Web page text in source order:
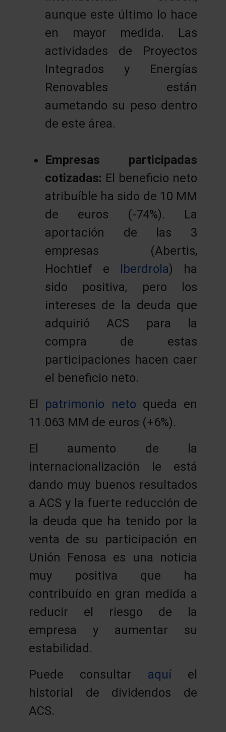
aunque este último lo hace
en mayor medida. Las
actividades de Proyectos
Integrados y Energías
Renovables están
aumetando su peso dentro
de este área.
Empresas participadas
cotizadas: El beneficio neto
atribuíble ha sido de 10 MM
de euros (-74%). La
aportación de las 3
empresas (Abertis,
Hochtief e Iberdrola) ha
sido positiva, pero los
intereses de la deuda que
adquirió ACS para la
compra de estas
participaciones hacen caer
el beneficio neto.
El patrimonio neto queda en
11.063 MM de euros (+6%).
El aumento de la
internacionalización le está
dando muy buenos resultados
a ACS y la fuerte reducción de
la deuda que ha tenido por la
venta de su participación en
Unión Fenosa es una noticia
muy positiva que ha
contribuído en gran medida a
reducir el riesgo de la
empresa y aumentar su
estabilidad.
Puede consultar aquí el
historial de dividendos de
ACS.